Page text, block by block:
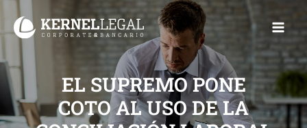
contenido
EL SUPREMO PONE
COTO AL USO DE LA